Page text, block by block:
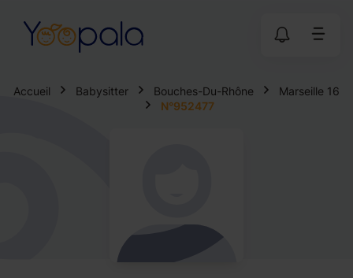
Accueil Babysitter Bouches-Du-Rhône
Marseille 16
N°952477